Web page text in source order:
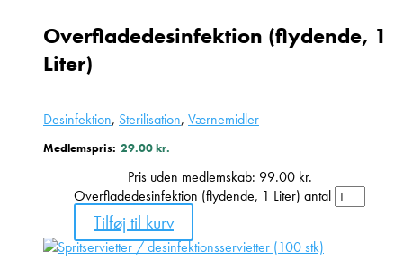
Desinfektion, Sterilisation, Værnemidler
Overfladedesinfektion (flydende, 1
Liter)
Medlemspris: 29.00kr.
Pris uden medlemskab: 99.00 kr.
Overfladedesinfektion (flydende, 1 Liter) antal
Tilføj til kurv